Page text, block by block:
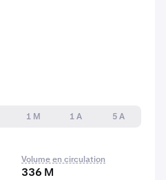
1 M 1 A
5 A
Volume en circulation
336 M